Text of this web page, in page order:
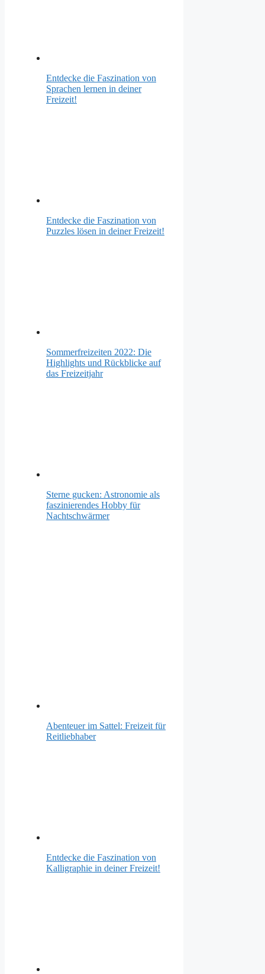
Entdecke die Faszination von
Sprachen lernen in deiner
Freizeit!
Entdecke die Faszination von
Puzzles lösen in deiner Freizeit!
Sommerfreizeiten 2022: Die
Highlights und Rückblicke auf
das Freizeitjahr
Sterne gucken: Astronomie als
faszinierendes Hobby für
Nachtschwärmer
Abenteuer im Sattel: Freizeit für
Reitliebhaber
Entdecke die Faszination von
Kalligraphie in deiner Freizeit!